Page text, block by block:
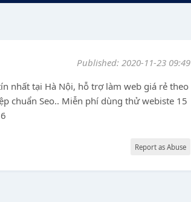
Published: 2020-11-23 09:49
nhất tại Hà Nội, hỗ trợ làm web giá rẻ theo
chuẩn Seo.. Miễn phí dùng thử webiste 15
Report as Abuse